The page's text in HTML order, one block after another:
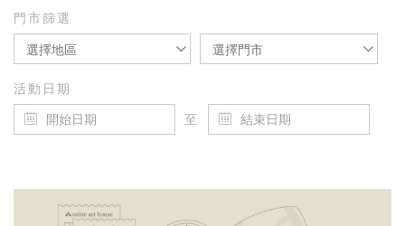
門市篩選
選擇地區 選擇門市
活動日期
至